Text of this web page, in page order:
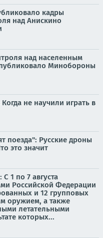
кадры
над Анискино
над населенным
Минобороны
не научили играть в
поезда": Русские дроны
это значит
1 по 7 августа
Российской Федерации
и 12 групповых
оружием, а также
летательными
которых...